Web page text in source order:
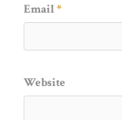
Email*
Website